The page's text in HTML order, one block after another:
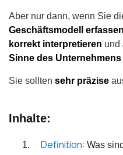
Aber nur dann, wenn Sie
Geschäftsmodell erfassen
korrekt interpretieren und
Sinne des
Sie sollten sehr präzise
Inhalte:
Definition: Was